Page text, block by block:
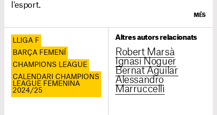
l'esport.
MÉS
LLIGA F
BARÇA FEMENÍ
CHAMPIONS LEAGUE
CALENDARI CHAMPIONS
LEAGUE FEMENINA
2024/25
Altres autors relacionats
Robert Marsà
Ignasi Noguer
Bernat Aguilar
Alessandro
Marruccelli